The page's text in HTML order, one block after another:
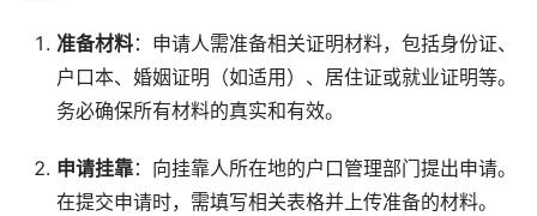
准备材料：申请人需准备相关证明材料，包括身份证、
户口本、婚姻证明（如适用）、居住证或就业证明等。
务必确保所有材料的真实和有效。
申请挂靠：向挂靠人所在地的户口管理部门提出申请。
在提交申请时，需填写相关表格并上传准备的材料。